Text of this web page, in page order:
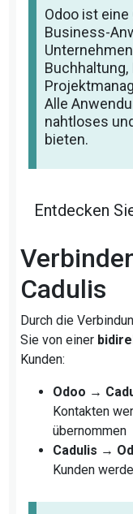
Odoo ist
Business-
Buchhaltung,
Alle
nahtloses
bieten.
Entdecken
Cadulis
Durch die
Sie von einer
Kunden:
Odoo →
Kontakten
übernommen
Cadulis →
Kunden